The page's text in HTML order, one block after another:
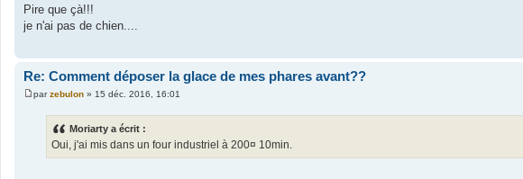
s
s
e
Pire que çà!!!
je n'ai pas de chien....
Re: Comment déposer la glace de mes phares avant??
M
parzebulon » 15 déc. 2016, 16:01
Moriarty a écrit :
Oui, j'ai mis dans un four industriel à 200¤ 10min.